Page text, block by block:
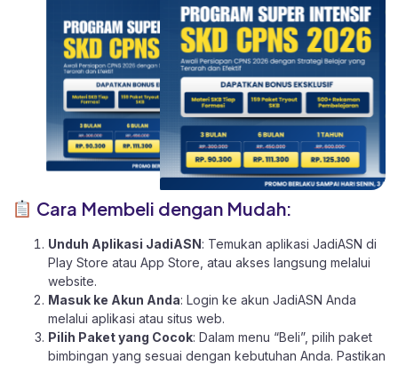
Cara Membeli dengan Mudah:
Unduh Aplikasi JadiASN: Temukan aplikasi JadiASN di
Play Store atau App Store , atau akses langsung melalui
website.
Masuk ke Akun Anda: Login ke akun JadiASN Anda
melalui aplikasi atau situs web.
Pilih Paket yang Cocok: Dalam menu “Beli”, pilih paket
bimbingan yang sesuai dengan kebutuhan Anda. Pastikan